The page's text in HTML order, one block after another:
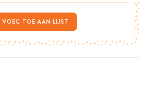
VOEG TOE AAN LIJST